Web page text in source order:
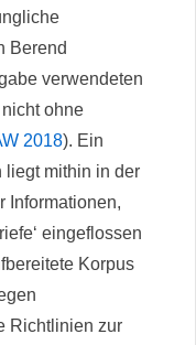
Berend
verwendeten
ohne
2018). Ein
liegt mithin in der
Informationen,
eingeflossen
Korpus
Richtlinien zur